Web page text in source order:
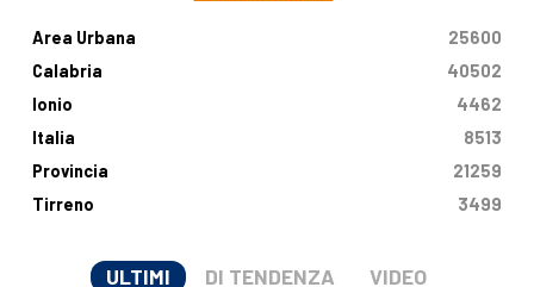
Area Urbana
25600
Calabria
40502
Ionio
4462
Italia
8513
Provincia
21259
Tirreno
3499
ULTIMI DI TENDENZA VIDEO